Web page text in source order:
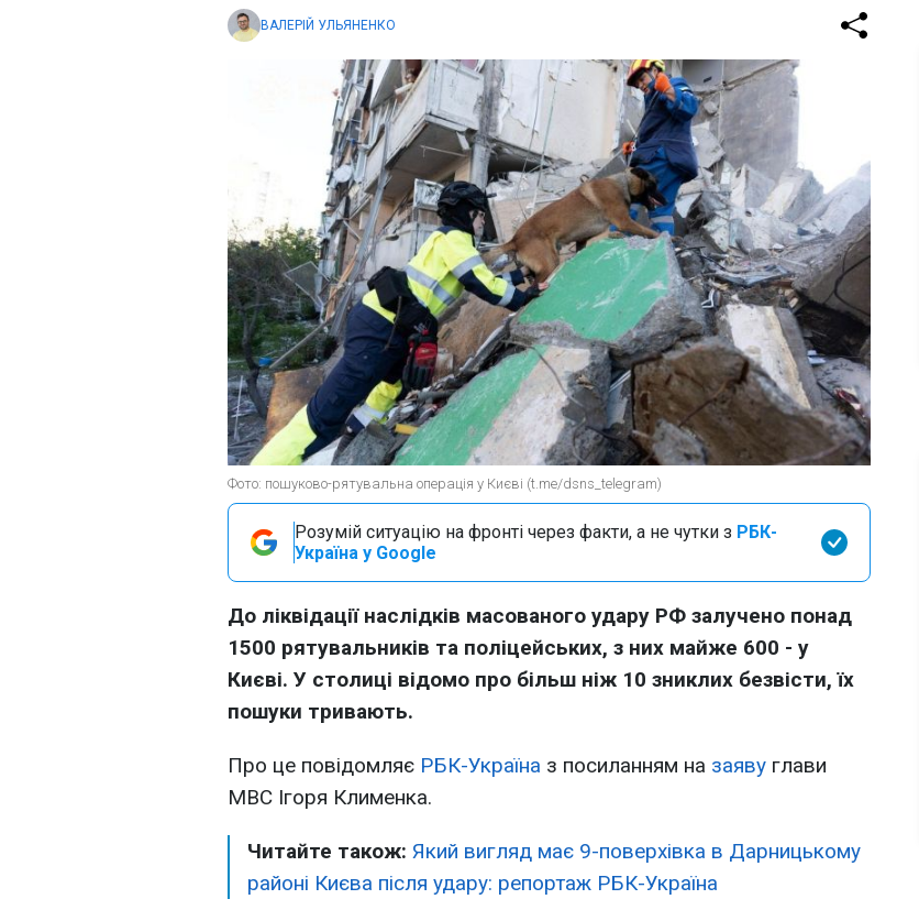
ВАЛЕРІЙ УЛЬЯНЕНКО
Фото: пошуково-рятувальна операція у Києві (t.me/dsns_telegram)
Розумій ситуацію на фронті через факти, а не чутки з РБК-
Україна у Google
До ліквідації наслідків масованого удару РФ залучено понад
1500 рятувальників та поліцейських, з них майже 600 - у
Києві. У столиці відомо про більш ніж 10 зниклих безвісти, їх
пошуки тривають.
Про це повідомляє РБК-Україна з посиланням на заяву глави
МВС Ігоря Клименка.
Читайте також: Який вигляд має 9-поверхівка в Дарницькому
районі Києва після удару: репортаж РБК-Україна